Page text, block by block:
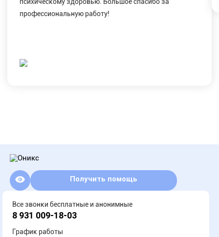
профессиональную работу!
Получить помощь
Все звонки бесплатные и анонимные
8 931 009-18-03
График работы